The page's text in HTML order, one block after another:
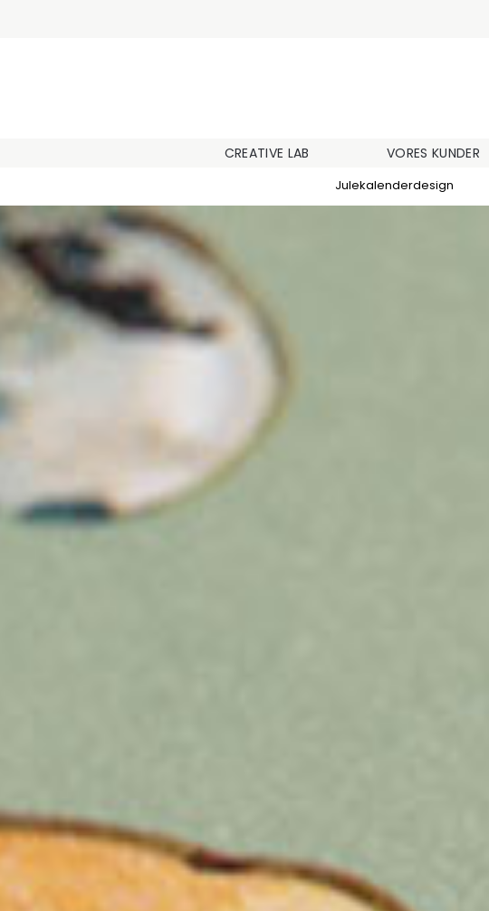
CREATIVE LAB VORES KUNDER
Julekalenderdesign